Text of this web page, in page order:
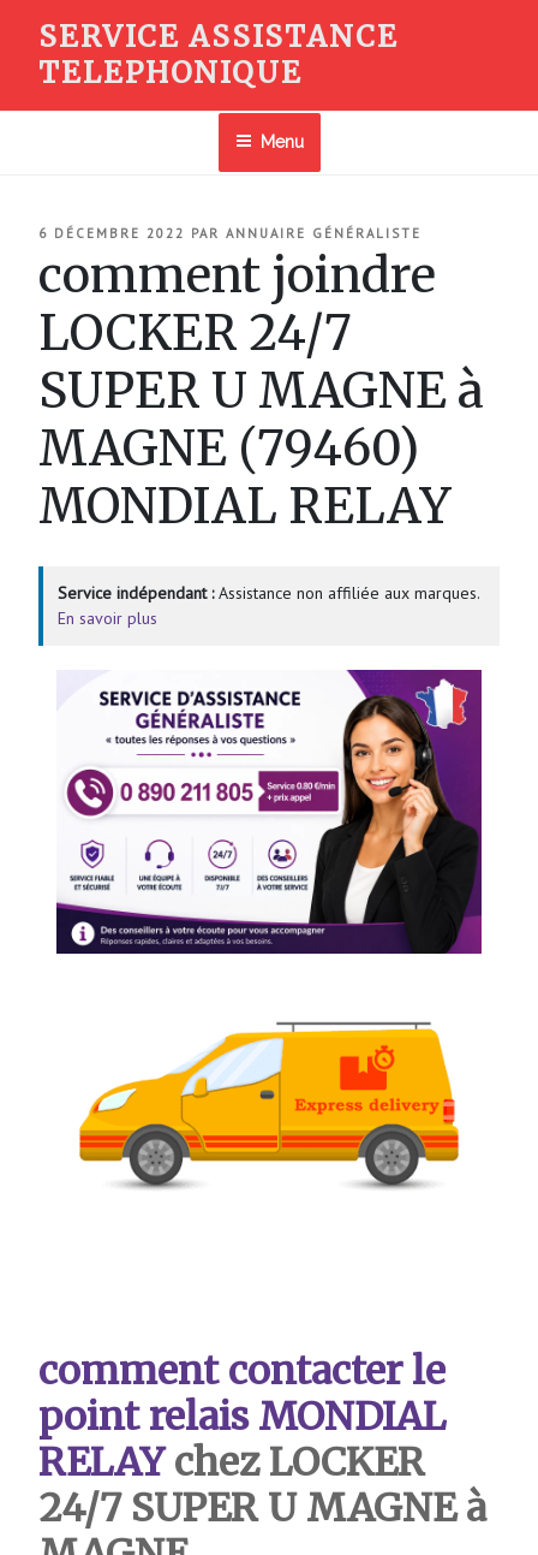
contenu
SERVICE ASSISTANCE
TELEPHONIQUE
Menu
PUBLIÉ
6 DÉCEMBRE 2022 PAR ANNUAIRE GÉNÉRALISTE
comment joindre
LOCKER 24/7
SUPER U MAGNE à
MAGNE (79460)
MONDIAL RELAY
Service indépendant :Assistance non affiliée aux marques.
En savoir plus
comment contacter le
point relais MONDIAL
RELAYchez LOCKER
24/7 SUPER U MAGNE à